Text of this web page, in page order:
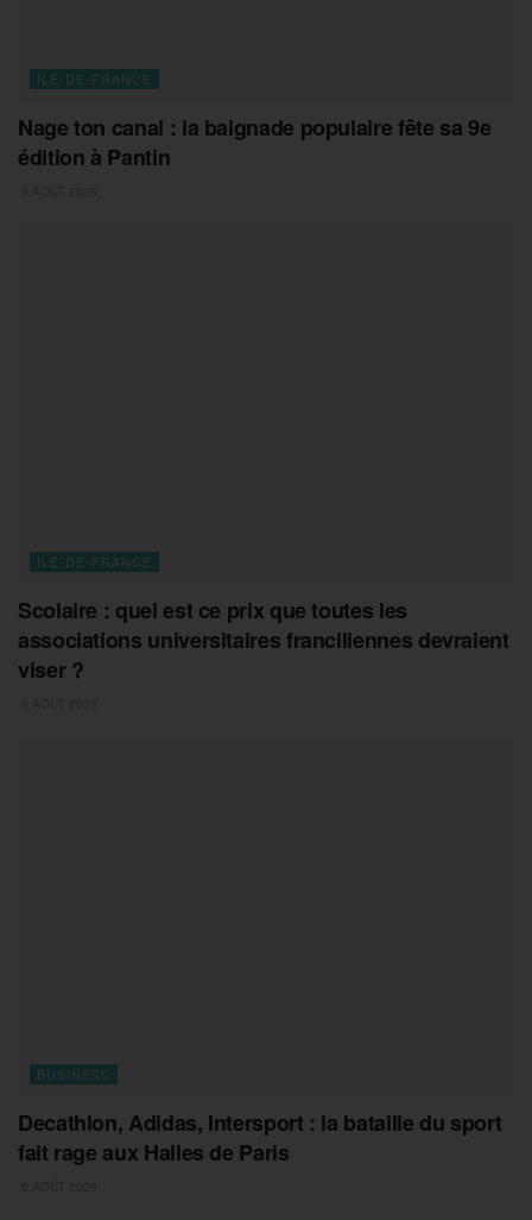
ILE-DE-FRANCE
Nage ton canal : la baignade populaire fête sa 9e
édition à Pantin
ILE-DE-FRANCE
Scolaire : quel est ce prix que toutes les
associations universitaires franciliennes devraient
viser ?
BUSINESS
Decathlon, Adidas, Intersport : la bataille du sport
fait rage aux Halles de Paris